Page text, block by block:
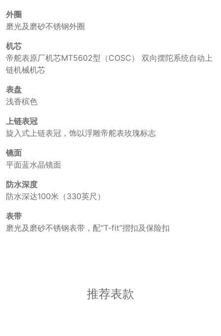
外圈
磨光及磨砂不锈钢外圈
机芯
帝舵表原厂机芯MT5602型（COSC） 双向摆陀系统自动上
链机械机芯
表盘
浅香槟色
上链表冠
旋入式上链表冠，饰以浮雕帝舵表玫瑰标志
镜面
平面蓝水晶镜面
防水深度
防水深达100米（330英尺）
表带
磨光及磨砂不锈钢表带，配“T-fit”摺扣及保险扣
推荐表款